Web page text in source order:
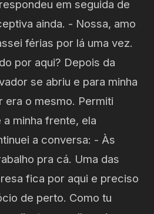
em seguida de
ainda. - Nossa, amo
férias por lá uma vez.
por aqui? Depois da
se abriu e para minha
era o mesmo. Permiti
minha frente, ela
a conversa: - Às
pra cá. Uma das
fica por aqui e preciso
de perto. Como tu